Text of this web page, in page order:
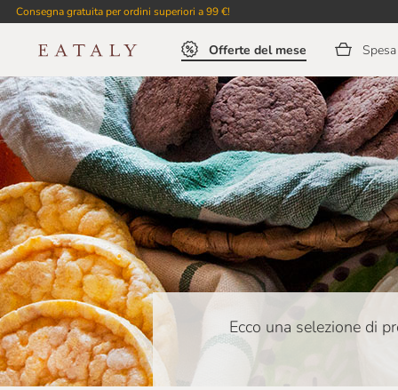
Consegna gratuita per ordini superiori a 99 €!
Offerte del mese
Ecco una selezione di